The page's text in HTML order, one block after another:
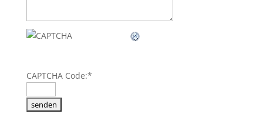
CAPTCHA Code:*